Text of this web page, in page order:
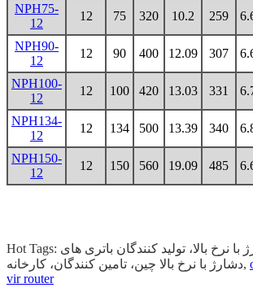
NPH75-
12
12 75 320 10.2 259
NPH90-
12
12 90 400 12.09 307
NPH100-
12
12 100 420 13.03 331
NPH134-
12
12 134 500 13.39 340
NPH150-
12
12 150 560 19.09 485
Hot Tags: باتری های دشارژ با نرخ بالا، تولید کنندگان باتری های
دشارژ با نرخ بالا چین، تامین کنندگان، کارخانه,
vir router